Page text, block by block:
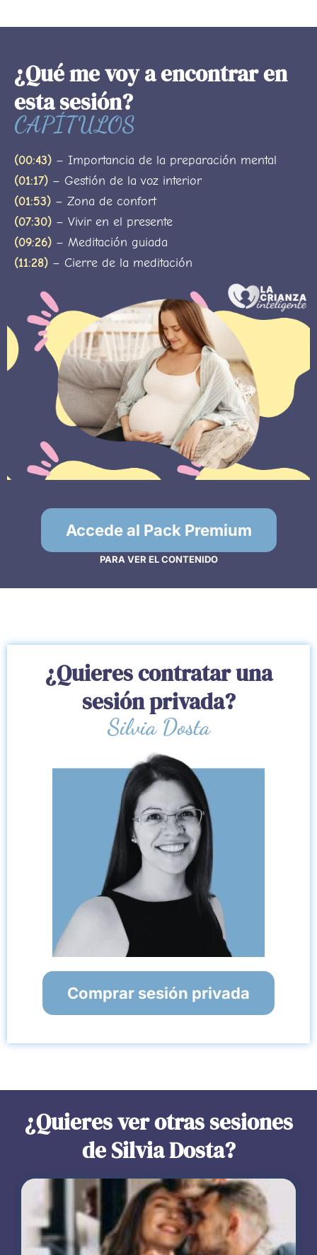
¿Qué me voy a encontrar en
esta sesión?
CAPÍTULOS
(00:43) – Importancia de la preparación mental
(01:17) – Gestión de la voz interior
(01:53) – Zona de confort
(07:30) – Vivir en el presente
(09:26) – Meditación guiada
(11:28) – Cierre de la meditación
Accede al Pack Premium
PARA VER EL CONTENIDO
¿Quieres contratar una
sesión privada?
Silvia Dosta
Comprar sesión privada
¿Quieres ver otras sesiones
de Silvia Dosta?